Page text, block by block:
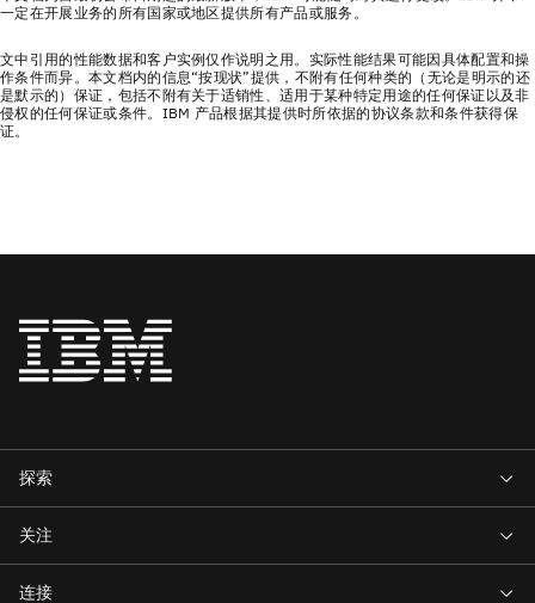
一定在开展业务的所有国家或地区提供所有产品或服务。
文中引用的性能数据和客户实例仅作说明之用。实际性能结果可能因具体配置和操
作条件而异。本文档内的信息“按现状”提供，不附有任何种类的（无论是明示的还
是默示的）保证，包括不附有关于适销性、适用于某种特定用途的任何保证以及非
侵权的任何保证或条件。IBM 产品根据其提供时所依据的协议条款和条件获得保
证。